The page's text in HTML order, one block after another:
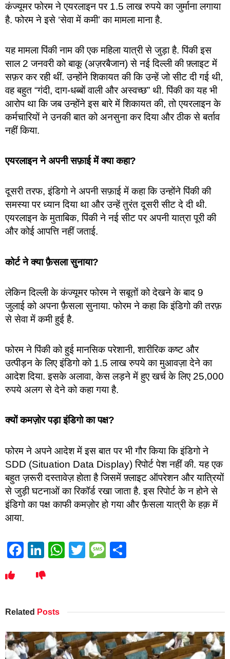
कंज्यूमर फोरम ने एयरलाइन पर 1.5 लाख रुपये का जुर्माना लगाया
है. फोरम ने इसे ‘सेवा में कमी’ का मामला माना है.
यह मामला पिंकी नाम की एक महिला यात्री से जुड़ा है. पिंकी इस
साल 2 जनवरी को बाकू (अज़रबैजान) से नई दिल्ली की फ़्लाइट में
सफ़र कर रही थीं. उन्होंने शिकायत की कि उन्हें जो सीट दी गई थी,
वह बहुत “गंदी, दाग-धब्बों वाली और अस्वच्छ” थी. पिंकी का यह भी
आरोप था कि जब उन्होंने इस बारे में शिकायत की, तो एयरलाइन के
कर्मचारियों ने उनकी बात को अनसुना कर दिया और ठीक से बर्ताव
नहीं किया.
एयरलाइन ने अपनी सफ़ाई में क्या कहा?
दूसरी तरफ, इंडिगो ने अपनी सफ़ाई में कहा कि उन्होंने पिंकी की
समस्या पर ध्यान दिया था और उन्हें तुरंत दूसरी सीट दे दी थी.
एयरलाइन के मुताबिक, पिंकी ने नई सीट पर अपनी यात्रा पूरी की
और कोई आपत्ति नहीं जताई.
कोर्ट ने क्या फ़ैसला सुनाया?
लेकिन दिल्ली के कंज्यूमर फोरम ने सबूतों को देखने के बाद 9
जुलाई को अपना फ़ैसला सुनाया. फोरम ने कहा कि इंडिगो की तरफ़
से सेवा में कमी हुई है.
फोरम ने पिंकी को हुई मानसिक परेशानी, शारीरिक कष्ट और
उत्पीड़न के लिए इंडिगो को 1.5 लाख रुपये का मुआवज़ा देने का
आदेश दिया. इसके अलावा, केस लड़ने में हुए खर्च के लिए 25,000
रुपये अलग से देने को कहा गया है.
क्यों कमज़ोर पड़ा इंडिगो का पक्ष?
फोरम ने अपने आदेश में इस बात पर भी गौर किया कि इंडिगो ने
SDD (Situation Data Display) रिपोर्ट पेश नहीं की. यह एक
बहुत ज़रूरी दस्तावेज़ होता है जिसमें फ़्लाइट ऑपरेशन और यात्रियों
से जुड़ी घटनाओं का रिकॉर्ड रखा जाता है. इस रिपोर्ट के न होने से
इंडिगो का पक्ष काफी कमज़ोर हो गया और फ़ैसला यात्री के हक़ में
आया.
Facebook
LinkedIn
WhatsApp
TwitterMessage
Related Posts